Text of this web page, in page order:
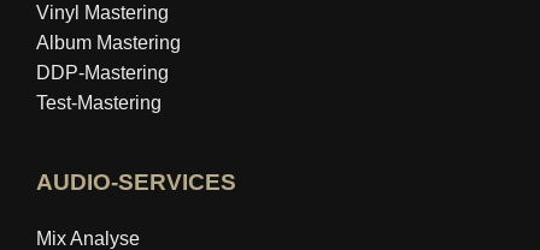
Vinyl Mastering
Album Mastering
DDP-Mastering
Test-Mastering
AUDIO-SERVICES
Mix Analyse